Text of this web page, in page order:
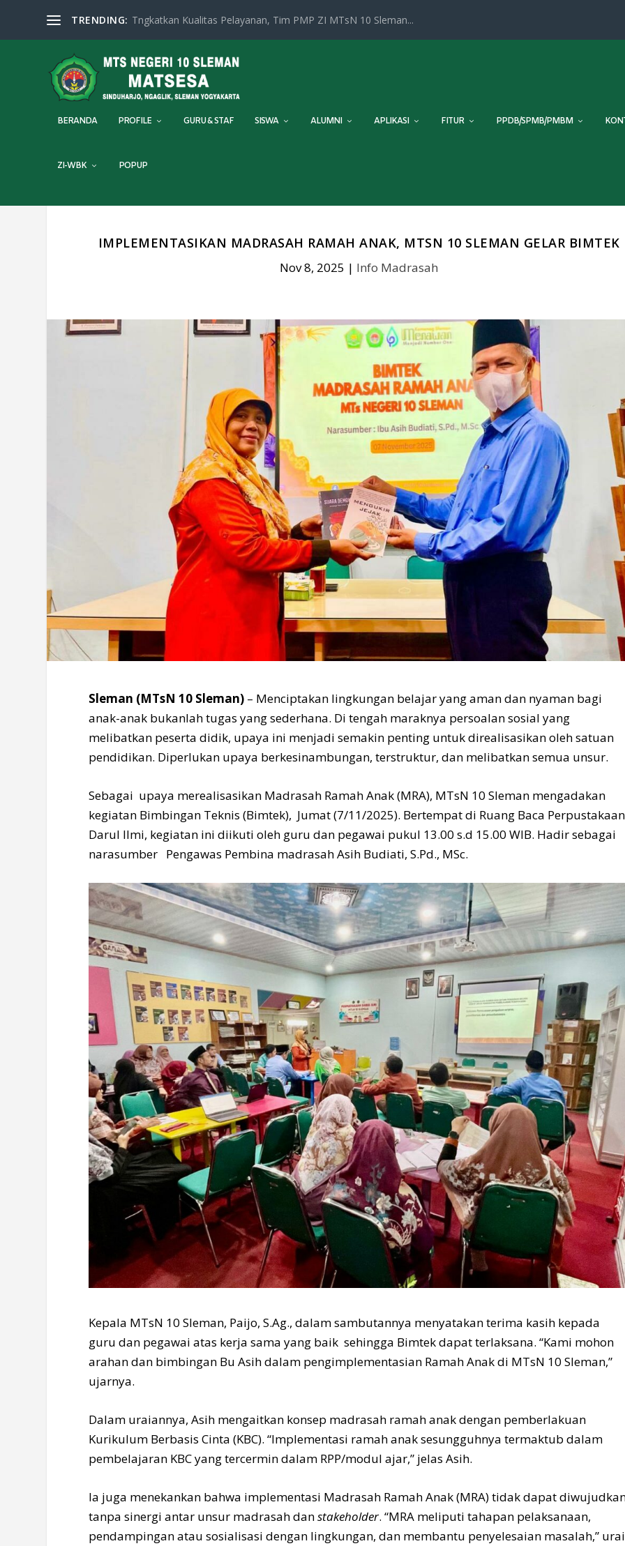
TRENDING: Tngkatkan Kualitas Pelayanan, Tim PMP ZI MTsN 10 Sleman...
BERANDA PROFILE GURU & STAF SISWA ALUMNI APLIKASI FITUR PPDB/SPMB/PMBM
ZI-WBK POPUP
IMPLEMENTASIKAN MADRASAH RAMAH ANAK, MTSN 10 SLEMAN GELAR BIMTEK
Nov 8, 2025 | Info Madrasah
Sleman (MTsN 10 Sleman) – Menciptakan lingkungan belajar yang aman dan nyaman bagi
anak-anak bukanlah tugas yang sederhana. Di tengah maraknya persoalan sosial yang
melibatkan peserta didik, upaya ini menjadi semakin penting untuk direalisasikan oleh satuan
pendidikan. Diperlukan upaya berkesinambungan, terstruktur, dan melibatkan semua unsur.
Sebagai upaya merealisasikan Madrasah Ramah Anak (MRA), MTsN 10 Sleman mengadakan
kegiatan Bimbingan Teknis (Bimtek), Jumat (7/11/2025). Bertempat di Ruang Baca Perpustakaan
Darul Ilmi, kegiatan ini diikuti oleh guru dan pegawai pukul 13.00 s.d 15.00 WIB. Hadir sebagai
narasumber Pengawas Pembina madrasah Asih Budiati, S.Pd., MSc.
Kepala MTsN 10 Sleman, Paijo, S.Ag., dalam sambutannya menyatakan terima kasih kepada
guru dan pegawai atas kerja sama yang baik sehingga Bimtek dapat terlaksana. “Kami mohon
arahan dan bimbingan Bu Asih dalam pengimplementasian Ramah Anak di MTsN 10 Sleman,”
ujarnya.
Dalam uraiannya, Asih mengaitkan konsep madrasah ramah anak dengan pemberlakuan
Kurikulum Berbasis Cinta (KBC). “Implementasi ramah anak sesungguhnya termaktub dalam
pembelajaran KBC yang tercermin dalam RPP/modul ajar,” jelas Asih.
Ia juga menekankan bahwa implementasi Madrasah Ramah Anak (MRA) tidak dapat
tanpa sinergi antar unsur madrasah danstakeholder. “MRA meliputi tahapan pelaksanaan,
pendampingan atau sosialisasi dengan lingkungan, dan membantu penyelesaian masalah,” urai